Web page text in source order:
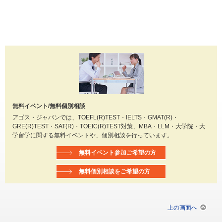
無料イベント/無料個別相談
アゴス・ジャパンでは、TOEFL(R)TEST・IELTS・GMAT(R)・
GRE(R)TEST・SAT(R)・TOEIC(R)TEST対策、MBA・LLM・大学院・大
学留学に関する無料イベントや、個別相談を行っています。
無料イベント参加ご希望の方
無料個別相談をご希望の方
上の画面へ